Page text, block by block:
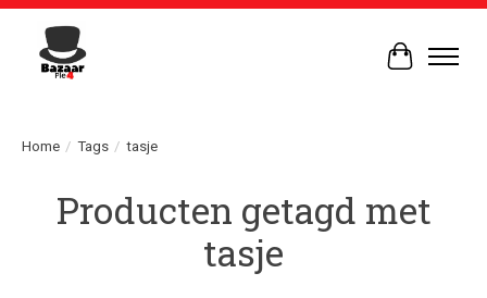
Home / Tags / tasje
Producten getagd met
tasje